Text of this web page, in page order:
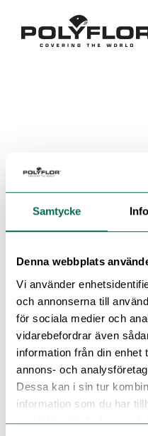
Samtycke
Denna webbplats
Vi använder
och annonserna till
för sociala medier och
vidarebefordrar även
information från din enhet
annons- och
Dessa kan i sin tur
information som du har
samlat in när du har